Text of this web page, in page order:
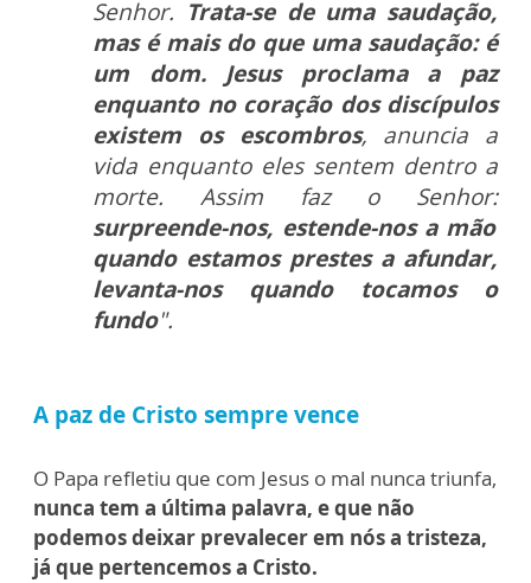
Senhor. Trata-se de uma saudação,
mas é mais do que uma saudação: é
um dom. Jesus proclama a paz
enquanto no coração dos discípulos
existem os escombros, anuncia a
vida enquanto eles sentem dentro a
morte. Assim faz o Senhor:
surpreende-nos, estende-nos a mão
quando estamos prestes a afundar,
levanta-nos quando tocamos o
fundo".
A paz de Cristo sempre vence
O Papa refletiu que com Jesus o mal nunca triunfa,
nunca tem a última palavra, e que não
podemos deixar prevalecer em nós a tristeza,
já que pertencemos a Cristo.